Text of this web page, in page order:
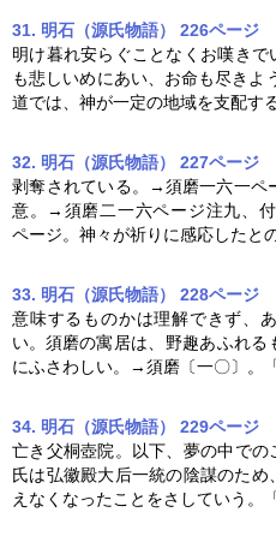
31. 明石（源氏物語） 226ページ
明け暮れ安らぐことなくお嘆きで
も悲しいめにあい、お命も尽きよ
道では、神が一定の地域を支配す
32. 明石（源氏物語） 227ページ
剥奪されている。→須磨一六一ペ
意。→ 須磨二一六ページ注九、
ページ。神々が祈りに感応したと
33. 明石（源氏物語） 228ページ
意味するものかは理解できず、
い。 須磨の寓居は、野趣あふれる
にふさわしい。→須磨 〔一〇〕。
34. 明石（源氏物語） 229ページ
亡き父桐壺院。以下、夢の中で
氏は弘徽殿大后一統の陰謀のため
えなくなったことをさしていう。